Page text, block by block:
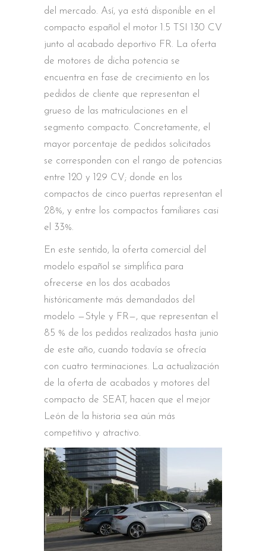
del mercado. Así, ya está disponible en el
compacto español el motor 1.5 TSI 130 CV
junto al acabado deportivo FR. La oferta
de motores de dicha potencia se
encuentra en fase de crecimiento en los
pedidos de cliente que representan el
grueso de las matriculaciones en el
segmento compacto. Concretamente, el
mayor porcentaje de pedidos solicitados
se corresponden con el rango de potencias
entre 120 y 129 CV; donde en los
compactos de cinco puertas representan el
28%, y entre los compactos familiares casi
el 33%.
En este sentido, la oferta comercial del
modelo español se simplifica para
ofrecerse en los dos acabados
históricamente más demandados del
modelo —Style y FR—, que representan el
85 % de los pedidos realizados hasta junio
de este año, cuando todavía se ofrecía
con cuatro terminaciones. La actualización
de la oferta de acabados y motores del
compacto de SEAT, hacen que el mejor
León de la historia sea aún más
competitivo y atractivo.